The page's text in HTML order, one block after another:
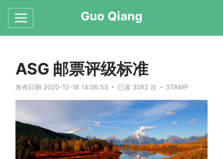
Guo Qiang
ASG 邮票评级标准
发布日期 2020-12-18 14:06:53 已读 3562 次 STAMP